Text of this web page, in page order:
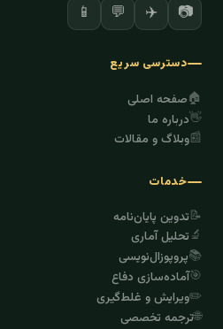
📷
✈️
💬
📱
دسترسی سریع
🏠صفحه اصلی
👋درباره ما
📰وبلاگ و مقالات
خدمات
📝تدوین پایان‌نامه
🔬تحلیل آماری
📚پروپوزال‌نویسی
🎯آماده‌سازی دفاع
✏️ویرایش و غلط‌گیری
🌐ترجمه تخصصی